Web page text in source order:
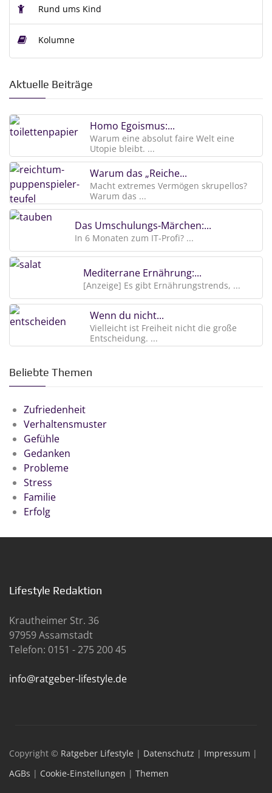
Rund ums Kind
Kolumne
Aktuelle Beiträge
Homo Egoismus:...
Warum eine absolut faire Welt eine
Utopie bleibt. ...
Warum das „Reiche...
Macht extremes Vermögen skrupellos?
Warum das ...
Das Umschulungs-Märchen:...
In 6 Monaten zum IT-Profi? ...
Mediterrane Ernährung:...
[Anzeige] Es gibt Ernährungstrends, ...
Wenn du nicht...
Vielleicht ist Freiheit nicht die große
Entscheidung. ...
Beliebte Themen
Zufriedenheit
Verhaltensmuster
Gefühle
Gedanken
Probleme
Stress
Familie
Erfolg
Lifestyle Redaktion
Krautheimer Str. 36
97959 Assamstadt
Telefon: 0151 - 275 200 45
info@ratgeber-lifestyle.de
Copyright © Ratgeber Lifestyle | Datenschutz | Impressum |
AGBs | Cookie-Einstellungen | Themen